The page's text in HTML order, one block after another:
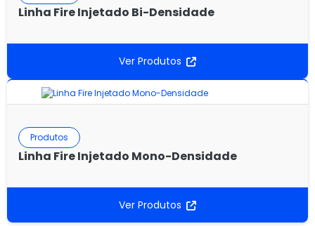
Linha Fire Injetado Bi-Densidade
Ver Produtos
Produtos
Linha Fire Injetado Mono-Densidade
Ver Produtos